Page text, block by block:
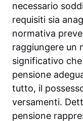
necessario
requisiti sia
normativa
raggiungere un
significativo
pensione
tutto, il
versamenti.
pensione